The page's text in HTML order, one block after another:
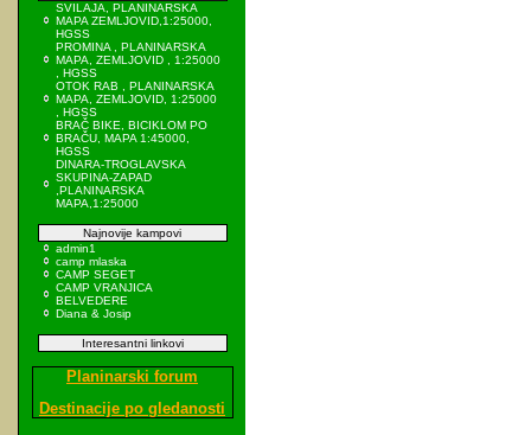
SVILAJA, PLANINARSKA
MAPA ZEMLJOVID,1:25000,
HGSS
PROMINA , PLANINARSKA
MAPA, ZEMLJOVID , 1:25000
, HGSS
OTOK RAB , PLANINARSKA
MAPA, ZEMLJOVID, 1:25000
, HGSS
BRAČ BIKE, BICIKLOM PO
BRAČU, MAPA 1:45000,
HGSS
DINARA-TROGLAVSKA
SKUPINA-ZAPAD
,PLANINARSKA
MAPA,1:25000
Najnovije kampovi
admin1
camp mlaska
CAMP SEGET
CAMP VRANJICA
BELVEDERE
Diana & Josip
Interesantni linkovi
Planinarski forum
Destinacije po gledanosti